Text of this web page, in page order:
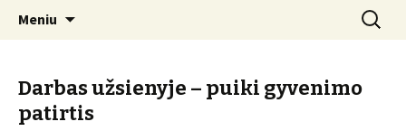
Meniu Ieškoti:
Darbas užsienyje – puiki gyvenimo
patirtis